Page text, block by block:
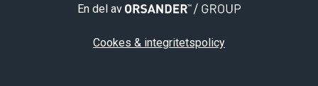
En del av
Cookes & integritetspolicy